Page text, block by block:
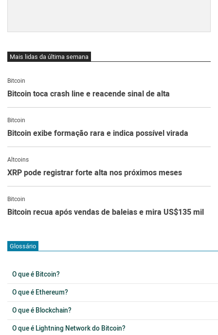
Mais lidas da última semana
Bitcoin
Bitcoin toca crash line e reacende sinal de alta
Bitcoin
Bitcoin exibe formação rara e indica possível virada
Altcoins
XRP pode registrar forte alta nos próximos meses
Bitcoin
Bitcoin recua após vendas de baleias e mira US$135 mil
Glossário
O que é Bitcoin?
O que é Ethereum?
O que é Blockchain?
O que é Lightning Network do Bitcoin?